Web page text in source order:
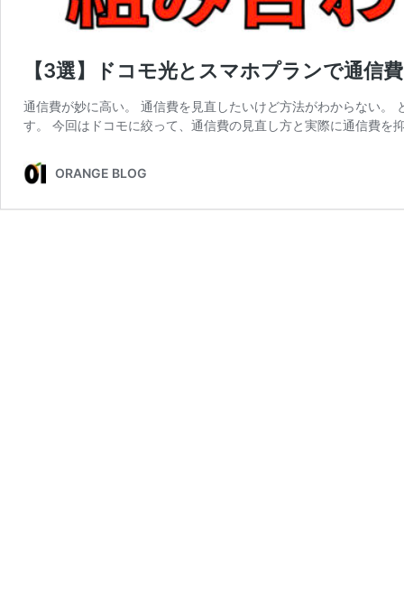
【3選】ドコモ光とスマホプランで通信
通信費が妙に高い。 通信費を見直したいけど方法がわからない
す。 今回はドコモに絞って、通信費の見直し方と実際に通信費
ORANGE BLOG